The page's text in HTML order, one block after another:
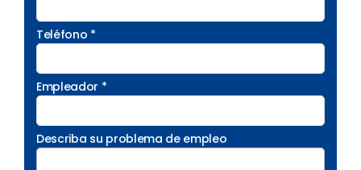
Teléfono *
Empleador *
Describa su problema de empleo